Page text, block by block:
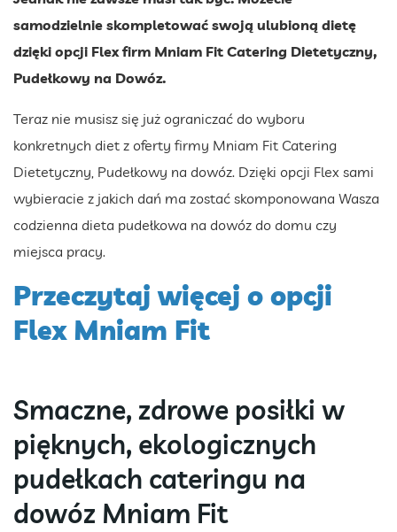
samodzielnie skompletować swoją ulubioną dietę
dzięki opcji Flex firm Mniam Fit Catering Dietetyczny,
Pudełkowy na Dowóz.
Teraz nie musisz się już ograniczać do wyboru
konkretnych diet z oferty firmy Mniam Fit Catering
Dietetyczny, Pudełkowy na dowóz. Dzięki opcji Flex sami
wybieracie z jakich dań ma zostać skomponowana Wasza
codzienna dieta pudełkowa na dowóz do domu czy
miejsca pracy.
Przeczytaj więcej o opcji
Flex Mniam Fit
Smaczne, zdrowe posiłki w
pięknych, ekologicznych
pudełkach cateringu na
dowóz Mniam Fit